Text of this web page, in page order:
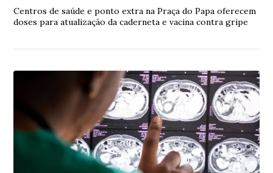
Centros de saúde e ponto extra na Praça do Papa oferecem
doses para atualização da caderneta e vacina contra gripe